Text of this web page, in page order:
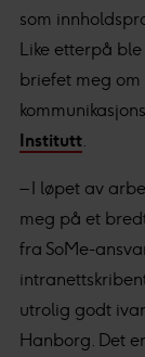
som
Like etterpå
briefet meg om
Institutt
– I løpet av
meg på et
fra SoMe-
utrolig godt
Hanborg. Det